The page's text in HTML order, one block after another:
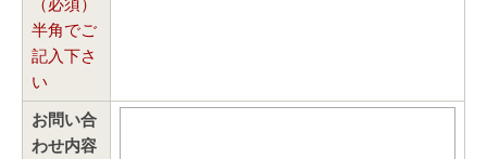
半角でご
記入下さ
い
お問い合
わせ内容